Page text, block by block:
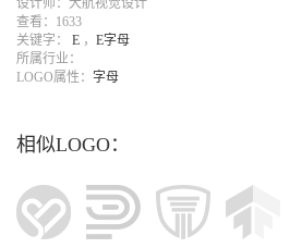
设计师：大航视觉设计
查看：1633
关键字： E ， E字母
所属行业：
LOGO属性： 字母
相似LOGO：